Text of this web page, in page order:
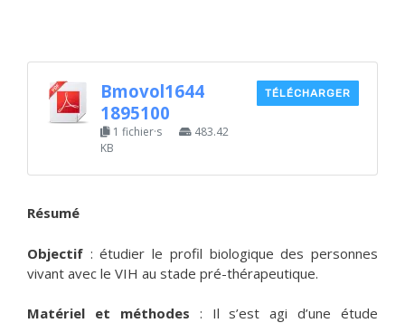
Bmovol1644
1895100
1 fichier·s
483.42
KB
TÉLÉCHARGER
Résumé
Objectif : étudier le profil biologique des personnes
vivant avec le VIH au stade pré-thérapeutique.
Matériel et méthodes : Il s’est agi d’une étude